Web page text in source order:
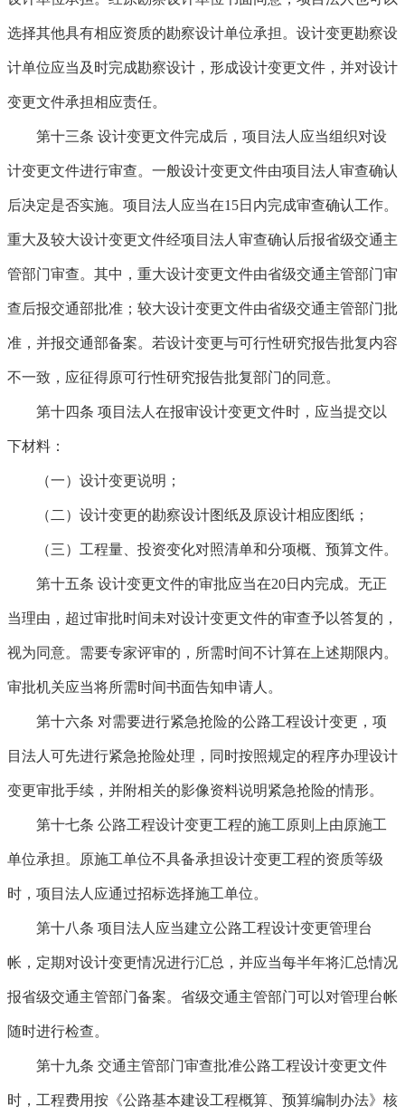
选择其他具有相应资质的勘察设计单位承担。设计变更勘察设
计单位应当及时完成勘察设计，形成设计变更文件，并对设计
变更文件承担相应责任。
第十三条 设计变更文件完成后，项目法人应当组织对设
计变更文件进行审查。一般设计变更文件由项目法人审查确认
后决定是否实施。项目法人应当在15日内完成审查确认工作。
重大及较大设计变更文件经项目法人审查确认后报省级交通主
管部门审查。其中，重大设计变更文件由省级交通主管部门审
查后报交通部批准；较大设计变更文件由省级交通主管部门批
准，并报交通部备案。若设计变更与可行性研究报告批复内容
不一致，应征得原可行性研究报告批复部门的同意。
第十四条 项目法人在报审设计变更文件时，应当提交以
下材料：
（一）设计变更说明；
（二）设计变更的勘察设计图纸及原设计相应图纸；
（三）工程量、投资变化对照清单和分项概、预算文件。
第十五条 设计变更文件的审批应当在20日内完成。无正
当理由，超过审批时间未对设计变更文件的审查予以答复的，
视为同意。需要专家评审的，所需时间不计算在上述期限内。
审批机关应当将所需时间书面告知申请人。
第十六条 对需要进行紧急抢险的公路工程设计变更，项
目法人可先进行紧急抢险处理，同时按照规定的程序办理设计
变更审批手续，并附相关的影像资料说明紧急抢险的情形。
第十七条 公路工程设计变更工程的施工原则上由原施工
单位承担。原施工单位不具备承担设计变更工程的资质等级
时，项目法人应通过招标选择施工单位。
第十八条 项目法人应当建立公路工程设计变更管理台
帐，定期对设计变更情况进行汇总，并应当每半年将汇总情况
报省级交通主管部门备案。省级交通主管部门可以对管理台帐
随时进行检查。
第十九条 交通主管部门审查批准公路工程设计变更文件
时，工程费用按《公路基本建设工程概算、预算编制办法》核